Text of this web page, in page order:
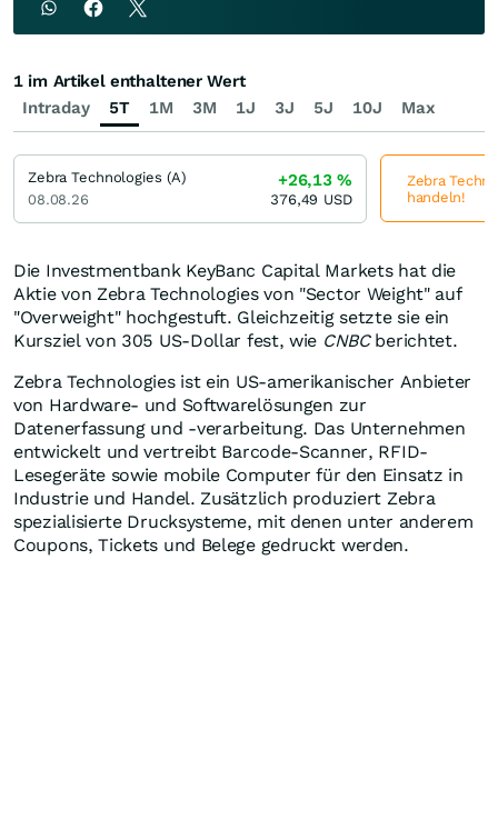
Die Investmentbank KeyBanc Capital Markets hat die
Aktie von Zebra Technologies von "Sector Weight" auf
"Overweight" hochgestuft. Gleichzeitig setzte sie ein
Kursziel von 305 US-Dollar fest, wie CNBCberichtet.
Zebra Technologies ist ein US-amerikanischer Anbieter
von Hardware- und Softwarelösungen zur
Datenerfassung und -verarbeitung. Das Unternehmen
entwickelt und vertreibt Barcode-Scanner, RFID-
Lesegeräte sowie mobile Computer für den Einsatz in
Industrie und Handel. Zusätzlich produziert Zebra
spezialisierte Drucksysteme, mit denen unter anderem
Coupons, Tickets und Belege gedruckt werden.
Intraday 5T 1M 3M 1J 3J 5J 10J Max
1 im Artikel enthaltener Wert
Zebra Technologies (A)
08.08.26
+26,13%
376,49 USD
Zebra
handeln!